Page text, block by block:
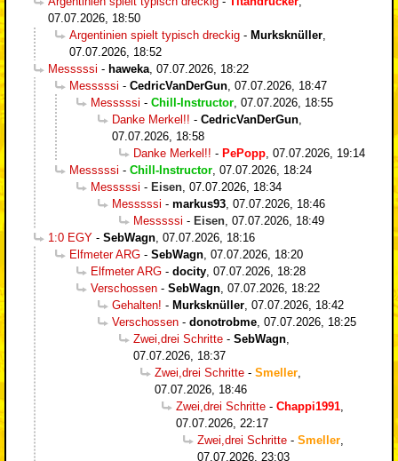
07.07.2026, 18:50
Argentinien spielt typisch dreckig - Murksknüller
07.07.2026, 18:52
Messsssi - haweka 07.07.2026, 18:22
Messsssi - CedricVanDerGun 07.07.2026, 18:47
Messsssi - Chill-Instructor 07.07.2026, 18:55
Danke Merkel!! - CedricVanDerGun
07.07.2026, 18:58
Danke Merkel!! - PePopp 07.07.2026, 19:14
Messsssi - Chill-Instructor 07.07.2026, 18:24
Messsssi - Eisen 07.07.2026, 18:34
Messsssi - markus93 07.07.2026, 18:46
Messsssi - Eisen 07.07.2026, 18:49
1:0 EGY - SebWagn 07.07.2026, 18:16
Elfmeter ARG - SebWagn 07.07.2026, 18:20
Elfmeter ARG - docity 07.07.2026, 18:28
Verschossen - SebWagn 07.07.2026, 18:22
Gehalten! - Murksknüller 07.07.2026, 18:42
Verschossen - donotrobme 07.07.2026, 18:25
Zwei,drei Schritte - SebWagn
07.07.2026, 18:37
Zwei,drei Schritte - Smeller
07.07.2026, 18:46
Zwei,drei Schritte - Chappi1991
07.07.2026, 22:17
Zwei,drei Schritte - Smeller
07.07.2026, 23:03